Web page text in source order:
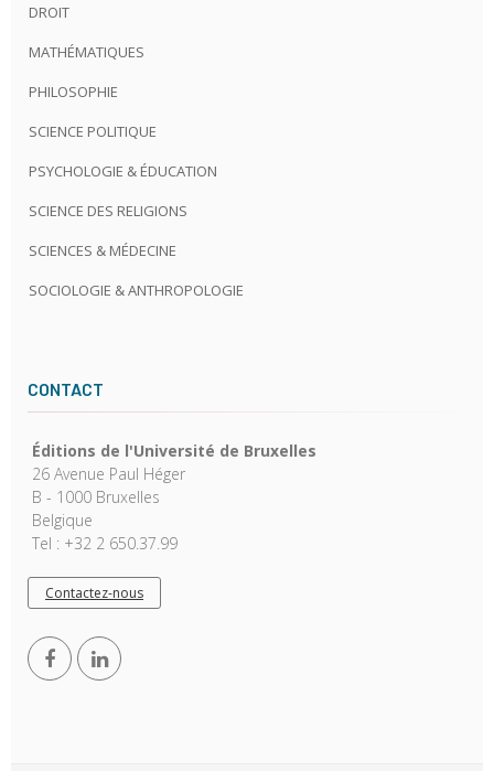
DROIT
MATHÉMATIQUES
PHILOSOPHIE
SCIENCE POLITIQUE
PSYCHOLOGIE & ÉDUCATION
SCIENCE DES RELIGIONS
SCIENCES & MÉDECINE
SOCIOLOGIE & ANTHROPOLOGIE
CONTACT
Éditions de l'Université de Bruxelles
26 Avenue Paul Héger
B - 1000 Bruxelles
Belgique
Tel : +32 2 650.37.99
Contactez-nous